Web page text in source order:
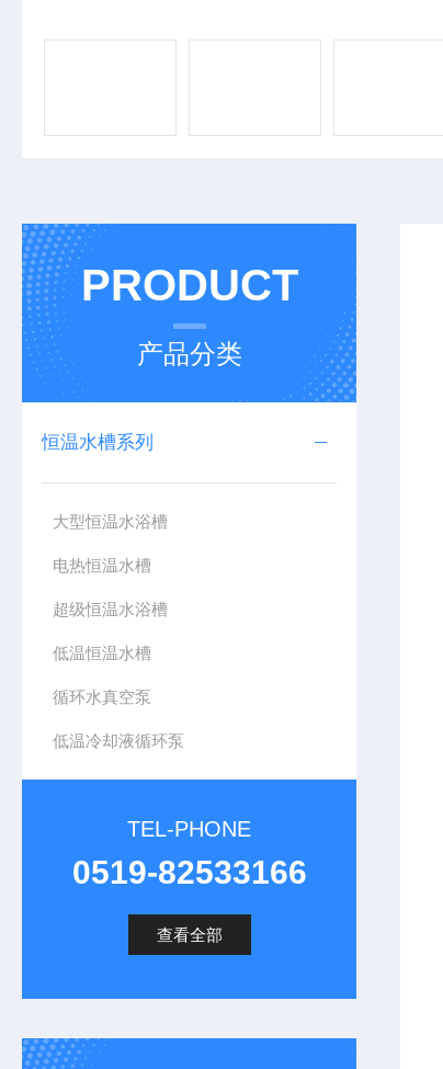
PRODUCT
产品分类
恒温水槽系列
大型恒温水浴槽
电热恒温水槽
超级恒温水浴槽
低温恒温水槽
循环水真空泵
低温冷却液循环泵
TEL-PHONE
0519-82533166
查看全部